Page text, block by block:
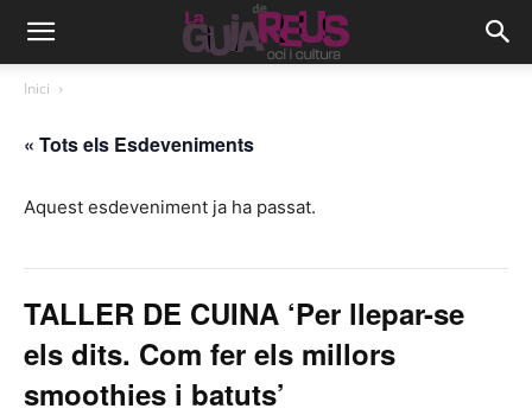
Inici
« Tots els Esdeveniments
Aquest esdeveniment ja ha passat.
TALLER DE CUINA ‘Per llepar-se
els dits. Com fer els millors
smoothies i batuts’